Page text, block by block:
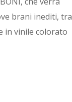
brani inediti, tra
in vinile colorato